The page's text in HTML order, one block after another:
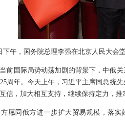
下午，国务院总理李强在北京人民大会
前国际局势动荡加剧的背景下，中俄
周年。今天上午，习近平主席同总统
信，加大相互支持，继续保持定力，推
愿同俄方进一步扩大贸易规模，落